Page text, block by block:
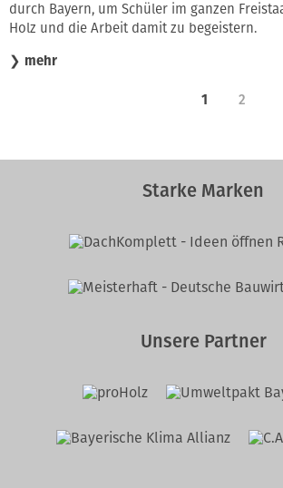
durch Bayern, um Schüler im ganzen
Holz und die Arbeit damit zu begeistern.
❯ mehr
1 2
Starke Marken
Unsere Partner